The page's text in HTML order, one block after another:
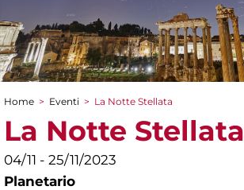
Tu sei qui
Home > Eventi > La Notte Stellata
La Notte Stellata
04/11 - 25/11/2023
Planetario